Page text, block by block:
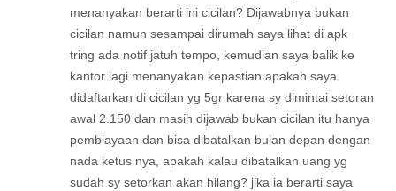
menanyakan berarti ini cicilan? Dijawabnya bukan
cicilan namun sesampai dirumah saya lihat di apk
tring ada notif jatuh tempo, kemudian saya balik ke
kantor lagi menanyakan kepastian apakah saya
didaftarkan di cicilan yg 5gr karena sy dimintai setoran
awal 2.150 dan masih dijawab bukan cicilan itu hanya
pembiayaan dan bisa dibatalkan bulan depan dengan
nada ketus nya, apakah kalau dibatalkan uang yg
sudah sy setorkan akan hilang? jika ia berarti saya